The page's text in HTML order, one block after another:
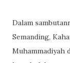
Dalam
Semanding,
Muhammadiyah